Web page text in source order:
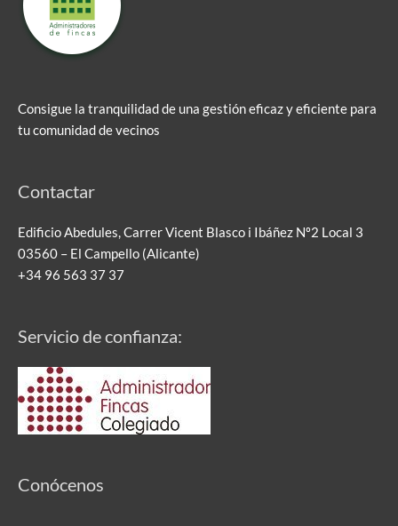
Consigue la tranquilidad de una gestión eficaz y eficiente para
tu comunidad de vecinos
Contactar
Edificio Abedules, Carrer Vicent Blasco i Ibáñez Nº2 Local 3
03560 – El Campello (Alicante)
+34 96 563 37 37
Servicio de confianza:
Conócenos